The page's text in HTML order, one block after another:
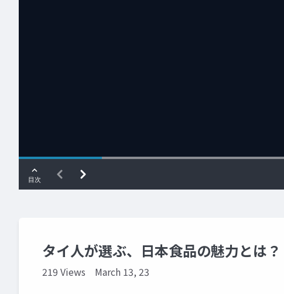
タイ人が選ぶ、日本食品の魅力とは？
219 Views March 13, 23